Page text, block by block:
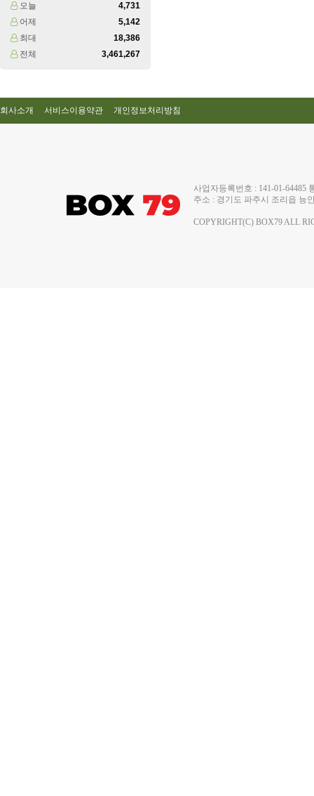
오늘
4,731
어제
5,142
최대
18,386
전체
3,461,267
회사소개 서비스이용약관 개인정보처리방침
사업자등록번호 : 141-01-
주소 : 경기도 파주시 조리읍 능
COPYRIGHT(C) BOX79 ALL